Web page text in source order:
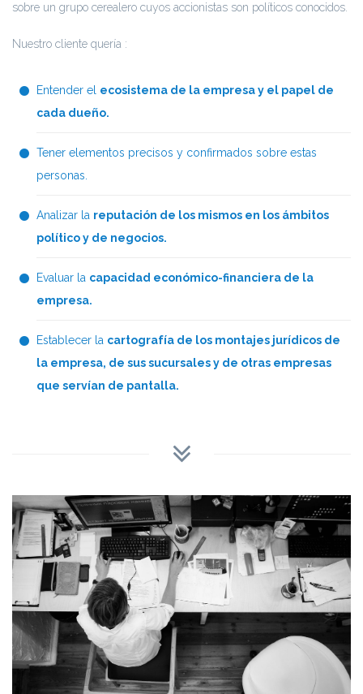
sobre un grupo cerealero cuyos accionistas son políticos conocidos.
Nuestro cliente quería :
Entender el ecosistema de la empresa y el papel de
cada dueño.
Tener elementos precisos y confirmados sobre estas
personas.
Analizar la reputación de los mismos en los ámbitos
político y de negocios.
Evaluar la capacidad económico-financiera de la
empresa.
Establecer la cartografía de los montajes jurídicos de
la empresa, de sus sucursales y de otras empresas
que servían de pantalla.